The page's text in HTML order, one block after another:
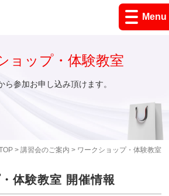
Menu
> 講習会のご案内 > ワークショップ・体験教室
ョップ・体験教室
ら参加お申し込み頂けます。
体験教室 開催情報